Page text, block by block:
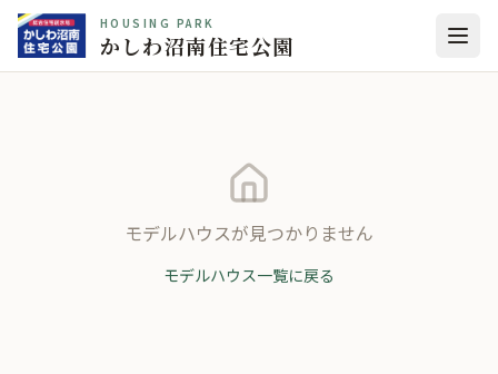
HOUSING PARK
かしわ沼南住宅公園
モデルハウスが見つかりません
モデルハウス一覧に戻る